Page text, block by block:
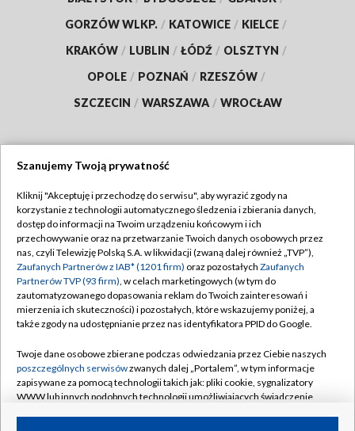
GORZÓW WLKP. / KATOWICE / KIELCE /
KRAKÓW / LUBLIN / ŁÓDŹ / OLSZTYN /
OPOLE / POZNAŃ / RZESZÓW /
SZCZECIN / WARSZAWA / WROCŁAW
TVP
Abonament TVP
Emisja w TVP
Centrum informacji TVP
Naziemna Telewizja Cyfrowa
Rada Programowa
System NOS
Informacje o nadawcy
Regulamin TVP
Polityka prywatności
Moje zgody
Pomoc
Kontakt
Kanały
Szanujemy Twoją prywatność
Kliknij "Akceptuję i przechodzę do serwisu", aby wyrazić zgody na
korzystanie z technologii automatycznego śledzenia i zbierania danych,
dostęp do informacji na Twoim urządzeniu końcowym i ich
przechowywanie oraz na przetwarzanie Twoich danych osobowych przez
nas, czyli Telewizję Polską S.A. w likwidacji (zwaną dalej również „TVP”),
Zaufanych Partnerów z IAB* (1201 firm) oraz pozostałych Zaufanych
Partnerów TVP (93 firm), w celach marketingowych (w tym do
zautomatyzowanego dopasowania reklam do Twoich zainteresowań i
mierzenia ich skuteczności) i pozostałych, które wskazujemy poniżej, a
także zgody na udostępnianie przez nas identyfikatora PPID do Google.
Twoje dane osobowe zbierane podczas odwiedzania przez Ciebie naszych
poszczególnych serwisówzwanych dalej „Portalem”, w tym informacje
zapisywane za pomocą technologii takich jak: pliki cookie, sygnalizatory
WWW lub innych podobnych technologii umożliwiających świadczenie